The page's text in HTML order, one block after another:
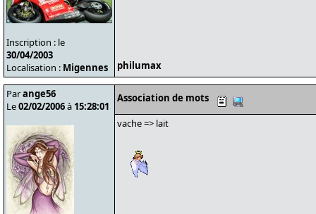
Inscription : le
30/04/2003
Localisation : Migennes philumax
Parange56
Le02/02/2006à 15:28:01
Association de mots
vache => lait